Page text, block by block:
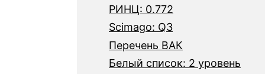
РИНЦ: 0.772
Scimago: Q3
Перечень ВАК
Белый список: 2 уровень